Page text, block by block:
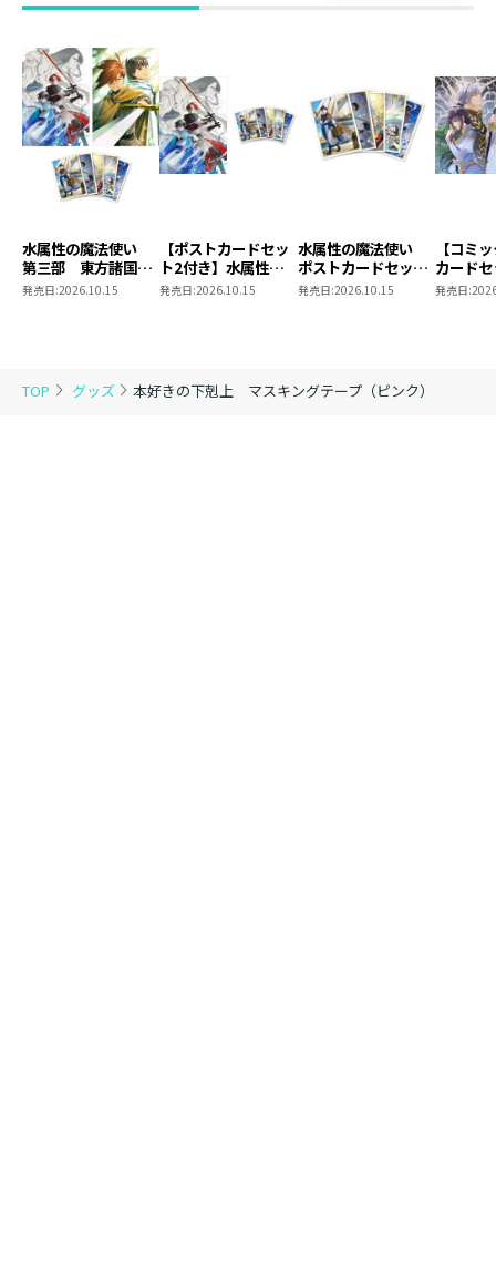
TOP グッズ 本好きの下剋上 マスキングテープ（ピンク）
水属性の魔法使い
第三部 東方諸国編
8 同時発売まとめ
発売日:2026.10.15
【ポストカードセッ
ト2付き】水属性の
魔法使い 第三部
発売日:2026.10.15
水属性の魔法使い
ポストカードセット
2
発売日:2026.10.15
【コミ
カード
き】恋
発売日: